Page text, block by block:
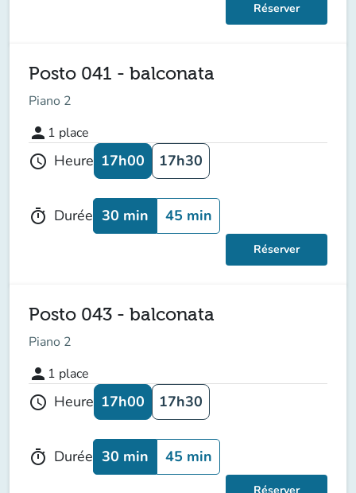
Réserver
Posto 041 - balconata
Piano 2
person 1 place
schedule Heure 17h00 17h30
timer Durée 30 min 45 min
Réserver
Posto 043 - balconata
Piano 2
person 1 place
schedule Heure 17h00 17h30
timer Durée 30 min 45 min